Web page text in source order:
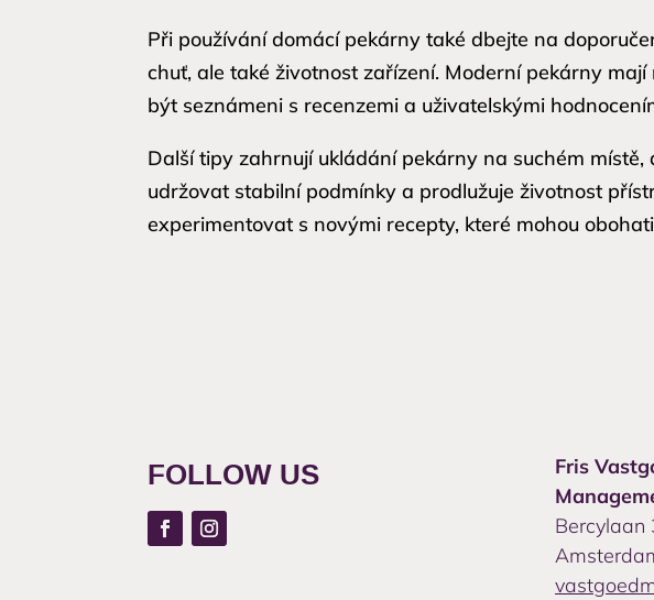
Při používání domácí pekárny také dbejte na
chuť, ale také životnost zařízení. Moderní pekárny
být seznámeni s recenzemi a uživatelskými
Další tipy zahrnují ukládání pekárny na suchém
udržovat stabilní podmínky a prodlužuje životnost
experimentovat s novými recepty, které mohou
FOLLOW US
Fris
Bercylaan